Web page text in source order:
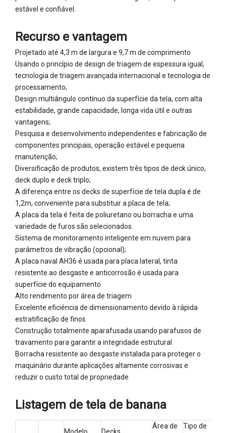
estável e confiável.
Recurso e vantagem
Projetado até 4,3 m de largura e 9,7 m de comprimento
Usando o princípio de design de triagem de espessura igual,
tecnologia de triagem avançada internacional e tecnologia de
processamento;
Design multiângulo contínuo da superfície da tela, com alta
estabilidade, grande capacidade, longa vida útil e outras
vantagens;
Pesquisa e desenvolvimento independentes e fabricação de
componentes principais, operação estável e pequena
manutenção;
Diversificação de produtos, existem três tipos de deck único,
deck duplo e deck triplo;
A diferença entre os decks de superfície de tela dupla é de
1,2m, conveniente para substituir a placa de tela;
A placa da tela é feita de poliuretano ou borracha e uma
variedade de furos são selecionados.
Sistema de monitoramento inteligente em nuvem para
parâmetros de vibração (opcional);
A placa naval AH36 é usada para placa lateral, tinta
resistente ao desgaste e anticorrosão é usada para
superfície do equipamento
Alto rendimento por área de triagem
Excelente eficiência de dimensionamento devido à rápida
estratificação de finos
Construção totalmente aparafusada usando parafusos de
travamento para garantir a integridade estrutural
Borracha resistente ao desgaste instalada para proteger o
maquinário durante aplicações altamente corrosivas e
reduzir o custo total de propriedade
Listagem de tela de banana
Modelo
Decks
Área de
Tipo de